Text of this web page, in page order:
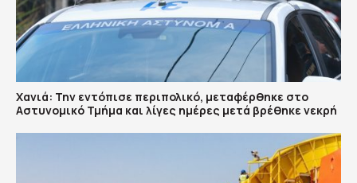
Χανιά: Την εντόπισε περιπολικό, μεταφέρθηκε στο
Αστυνομικό Τμήμα και λίγες ημέρες μετά βρέθηκε νεκρή